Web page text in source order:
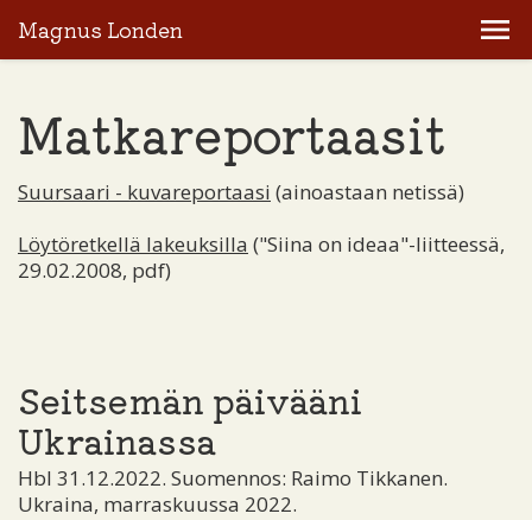
Magnus Londen
Matkareportaasit
Suursaari - kuvareportaasi (ainoastaan netissä)
Löytöretkellä lakeuksilla ("Siina on ideaa"-liitteessä,
29.02.2008, pdf)
Seitsemän päivääni
Ukrainassa
Hbl 31.12.2022. Suomennos: Raimo Tikkanen.
Ukraina, marraskuussa 2022.